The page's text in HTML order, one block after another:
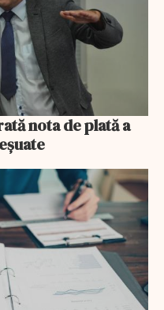
nota de plată a